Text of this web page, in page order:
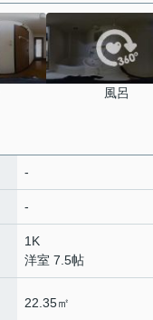
風呂
-
-
1K
洋室 7.5帖
22.35㎡